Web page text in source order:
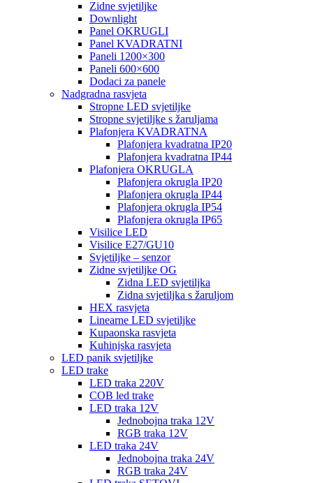
Zidne svjetiljke
Downlight
Panel OKRUGLI
Panel KVADRATNI
Paneli 1200×300
Paneli 600×600
Dodaci za panele
Nadgradna rasvjeta
Stropne LED svjetiljke
Stropne svjetiljke s žaruljama
Plafonjera KVADRATNA
Plafonjera kvadratna IP20
Plafonjera kvadratna IP44
Plafonjera OKRUGLA
Plafonjera okrugla IP20
Plafonjera okrugla IP44
Plafonjera okrugla IP54
Plafonjera okrugla IP65
Visilice LED
Visilice E27/GU10
Svjetiljke – senzor
Zidne svjetiljke OG
Zidna LED svjetiljka
Zidna svjetiljka s žaruljom
HEX rasvjeta
Linearne LED svjetiljke
Kupaonska rasvjeta
Kuhinjska rasvjeta
LED panik svjetiljke
LED trake
LED traka 220V
COB led trake
LED traka 12V
Jednobojna traka 12V
RGB traka 12V
LED traka 24V
Jednobojna traka 24V
RGB traka 24V